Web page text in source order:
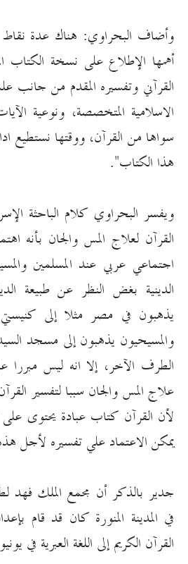
وأضاف البحراوي: هناك عدة نقاط
أهمها الإطلاع على نسخة الكتاب
القرآني وتفسيره المقدم من جانب
الاسلامية المتخصصة، ونوعية
سواها من القرآن، ووقتها نستطيع
هذا الكتاب".
ويفسر البحراوي كلام الباحثة
القرآن لعلاج المس والجان بأنه
اجتماعي عربي عند المسلمين
الدينية بغض النظر عن طبيعة
يذهبون في مصر مثلا إلى
والمسيحيون يذهبون إلى مسجد
الطرف الآخر، إلا انه ليس
علاج المس والجان سببا لتفسير
لأن القرآن كتاب عبادة يحتوى على
يمكن الاعتماد علي تفسيره لأجل
جدير بالذكر أن مجمع الملك فهد
في المدينة المنورة كان قد قام
القرآن الكريم إلى اللغة العبرية في يونيو